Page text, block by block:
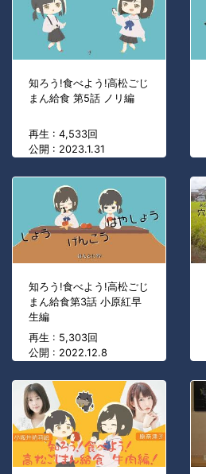
知ろう!食べよう!高松ごじ
まん給食 第5話 ノリ編
再生 : 4,533回
公開 : 2023.1.31
知ろう!食べよう!高松ごじ
まん給食第3話 小原紅早
生編
再生 : 5,303回
公開 : 2022.12.8